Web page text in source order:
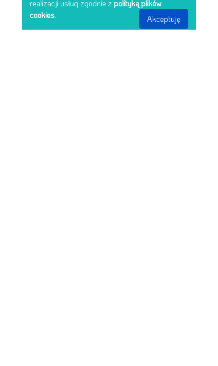
realizacji usług zgodnie z polityką plików
cookies. Akceptuję